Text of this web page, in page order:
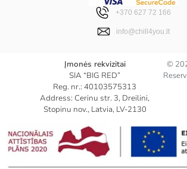
+370 627 72 166
info@chill4you.lt
Įmonės rekvizitai
SIA “BIG RED”
Reg. nr.: 40103575313
Address: Cerinu str. 3, Dreilini,
Stopinu nov., Latvia, LV-2130
©